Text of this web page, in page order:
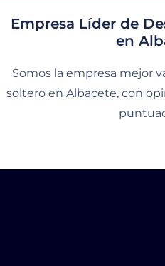
Empresa Líder de
en
Somos la empresa mejor
soltero en Albacete, con